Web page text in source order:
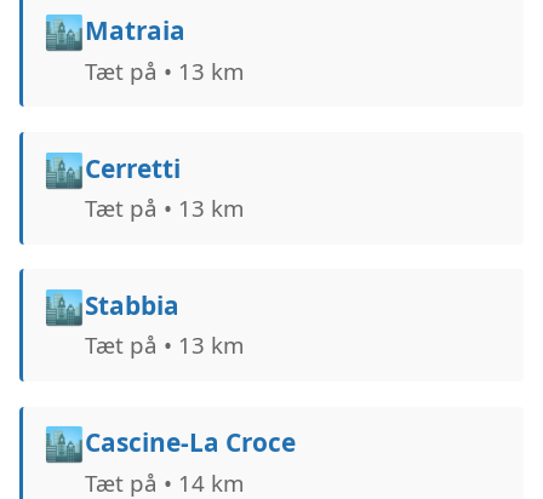
🏙️Matraia
Tæt på • 13 km
🏙️Cerretti
Tæt på • 13 km
🏙️Stabbia
Tæt på • 13 km
🏙️Cascine-La Croce
Tæt på • 14 km